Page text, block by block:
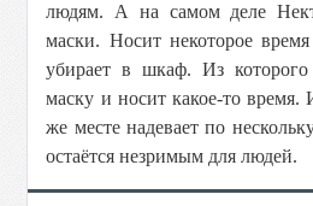
людям. А на самом деле
маски. Носит некоторое
убирает в шкаф. Из которого
маску и носит какое-то
же месте надевает по
остаётся незримым для людей.